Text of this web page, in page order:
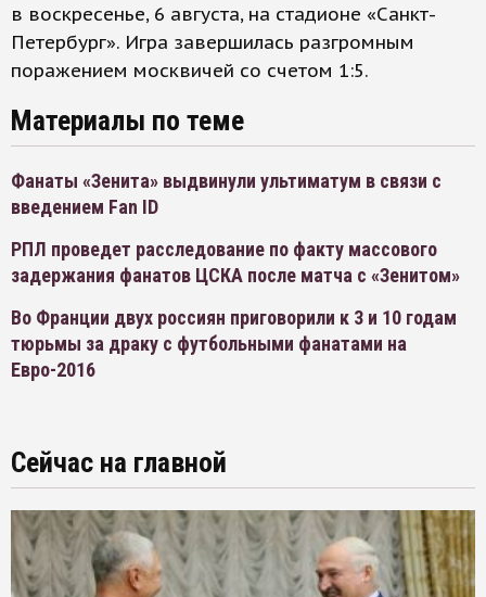
в воскресенье, 6 августа, на стадионе «Санкт-
Петербург». Игра завершилась разгромным
поражением москвичей со счетом 1:5.
Материалы по теме
Фанаты «Зенита» выдвинули ультиматум в связи с
введением Fan ID
РПЛ проведет расследование по факту массового
задержания фанатов ЦСКА после матча с «Зенитом»
Во Франции двух россиян приговорили к 3 и 10 годам
тюрьмы за драку с футбольными фанатами на
Евро-2016
Сейчас на главной